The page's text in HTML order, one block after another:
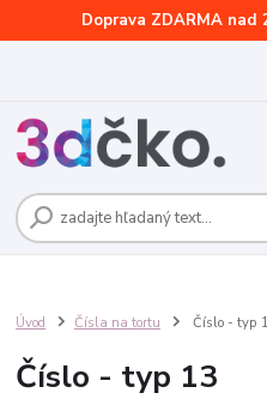
Doprava ZDARMA nad
Úvod Čísla na tortu Číslo - typ
Číslo - typ 13